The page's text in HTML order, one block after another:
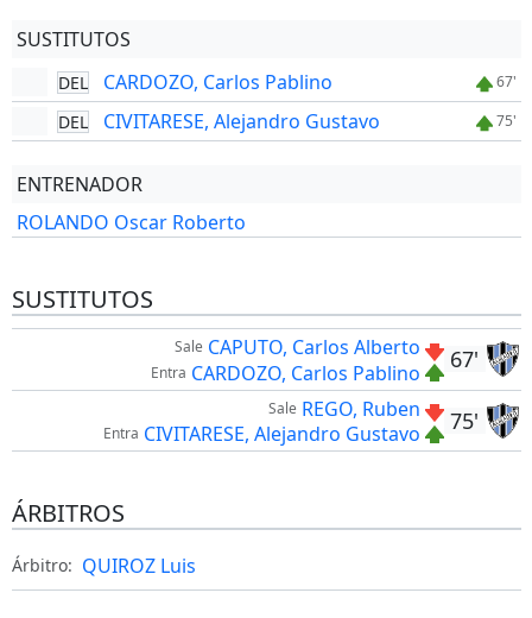
SUSTITUTOS
DEL CARDOZO, Carlos Pablino 67'
DEL CIVITARESE, Alejandro Gustavo 75'
ENTRENADOR
ROLANDO Oscar Roberto
SUSTITUTOS
67'
Sale CAPUTO, Carlos Alberto
Entra CARDOZO, Carlos Pablino
75'
Sale REGO, Ruben
Entra CIVITARESE, Alejandro Gustavo
ÁRBITROS
Árbitro: QUIROZ Luis